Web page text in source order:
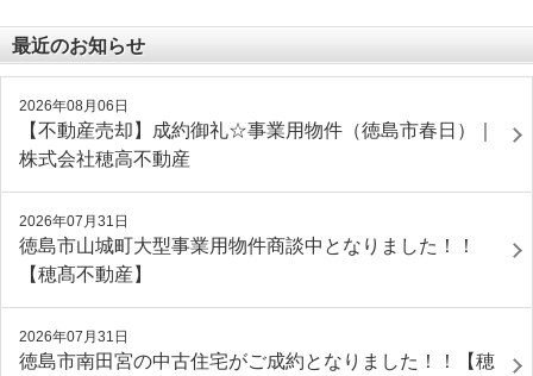
最近のお知らせ
2026年08月06日
【不動産売却】成約御礼☆事業用物件（徳島市春日）｜
株式会社穂高不動産
2026年07月31日
徳島市山城町大型事業用物件商談中となりました！！
【穂髙不動産】
2026年07月31日
徳島市南田宮の中古住宅がご成約となりました！！【穂